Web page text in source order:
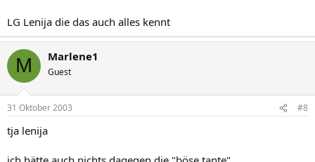
LG Lenija die das auch alles kennt
M Marlene1
Guest
31 Oktober 2003 #8
tja lenija